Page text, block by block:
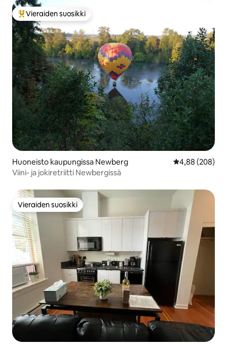
Vieraiden suosikkien parhaimmistoa
Vieraiden suosikki
Huoneisto kaupungissa Newberg
4,88 (208)
Viini- ja jokiretriitti Newbergissä
Vieraiden suosikki
Vieraiden suosikki